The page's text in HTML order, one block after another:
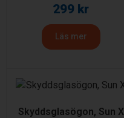
299 kr
Läs mer
Skyddsglasögon, Sun X